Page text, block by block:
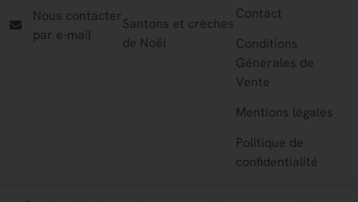
Nous contacter
par e-mail
Santons et crèches
de Noël
Contact
Conditions
Générales de
Vente
Mentions légales
Politique de
confidentialité